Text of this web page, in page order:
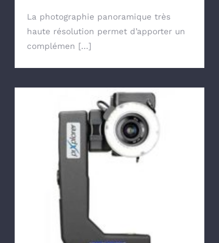
La photographie panoramique très
haute résolution permet d’apporter un
complémen [...]